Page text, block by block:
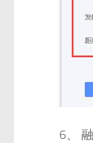
6、 融